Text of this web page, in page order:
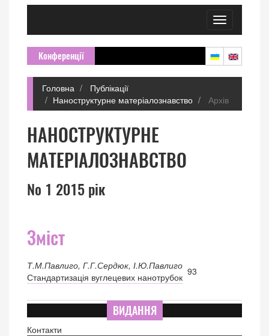
Toggle
navigation
Конференції
Головна
Публікації
Наноструктурне матеріалознавство
Архів
НАНОСТРУКТУРНЕ
МАТЕРІАЛОЗНАВСТВО
№ 1 2015 рік
Зміст
Т.М.Павлиго, Г.Г.Сердюк, І.Ю.Павлиго
Стандартизація вуглецевих нанотрубок 93
ВИДАННЯ
Контакти